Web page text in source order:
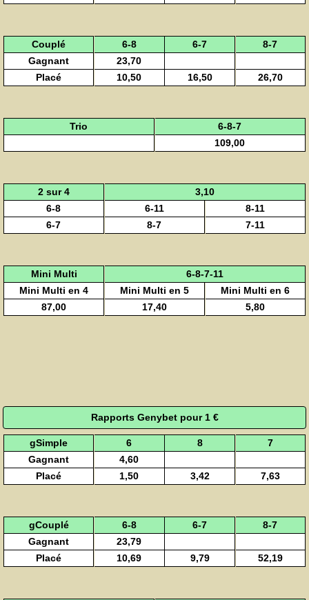
Couplé 6-8 6-7
8-7
Gagnant
23,70
Placé
10,50 16,50 26,70
Trio
6-8-7
109,00
2 sur 4
3,10
6-8
6-11
8-11
6-7
8-7 7-11
Mini Multi
6-8-7-11
Mini Multi en 4
Mini Multi en 5
Mini Multi en 6
87,00
17,40 5,80
Rapports Genybet pour 1 €
gSimple 6 8
7
Gagnant
4,60
Placé
1,50 3,42 7,63
gCouplé 6-8 6-7
8-7
Gagnant
23,79
Placé
10,69 9,79 52,19